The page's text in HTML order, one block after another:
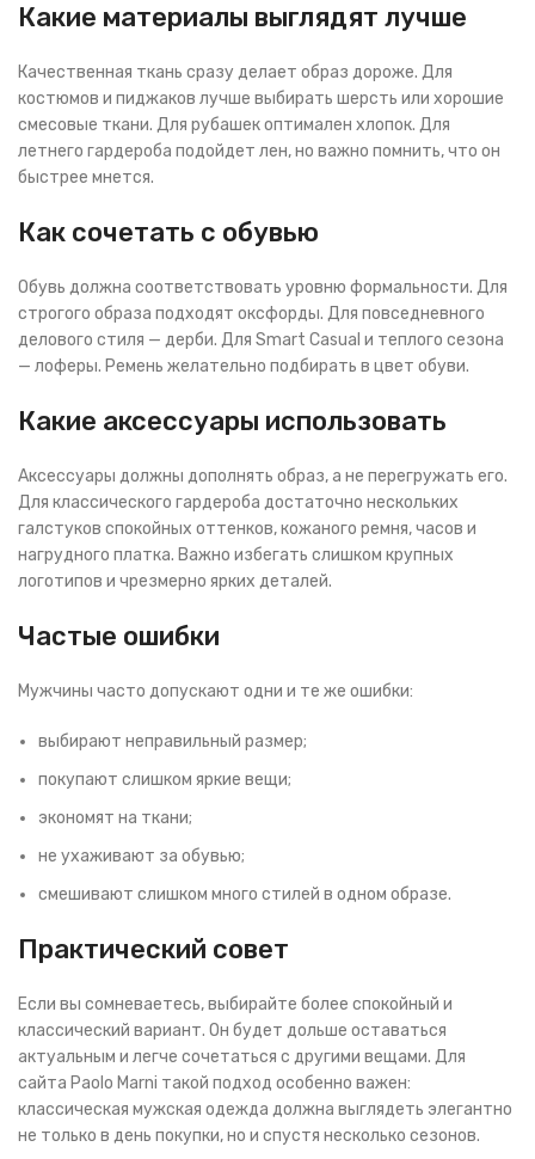
Какие материалы выглядят лучше
Качественная ткань сразу делает образ дороже. Для
костюмов и пиджаков лучше выбирать шерсть или хорошие
смесовые ткани. Для рубашек оптимален хлопок. Для
летнего гардероба подойдет лен, но важно помнить, что он
быстрее мнется.
Как сочетать с обувью
Обувь должна соответствовать уровню формальности. Для
строгого образа подходят оксфорды. Для повседневного
делового стиля — дерби. Для Smart Casual и теплого сезона
— лоферы. Ремень желательно подбирать в цвет обуви.
Какие аксессуары использовать
Аксессуары должны дополнять образ, а не перегружать его.
Для классического гардероба достаточно нескольких
галстуков спокойных оттенков, кожаного ремня, часов и
нагрудного платка. Важно избегать слишком крупных
логотипов и чрезмерно ярких деталей.
Частые ошибки
Мужчины часто допускают одни и те же ошибки:
выбирают неправильный размер;
покупают слишком яркие вещи;
экономят на ткани;
не ухаживают за обувью;
смешивают слишком много стилей в одном образе.
Практический совет
Если вы сомневаетесь, выбирайте более спокойный и
классический вариант. Он будет дольше оставаться
актуальным и легче сочетаться с другими вещами. Для
сайта Paolo Marni такой подход особенно важен:
классическая мужская одежда должна выглядеть элегантно
не только в день покупки, но и спустя несколько сезонов.